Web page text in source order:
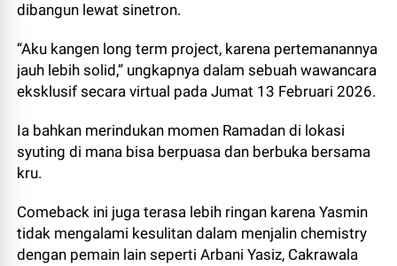
dibangun lewat sinetron.
“Aku kangen long term project, karena pertemanannya
jauh lebih solid,” ungkapnya dalam sebuah wawancara
eksklusif secara virtual pada Jumat 13 Februari 2026.
Ia bahkan merindukan momen Ramadan di lokasi
syuting di mana bisa berpuasa dan berbuka bersama
kru.
Comeback ini juga terasa lebih ringan karena Yasmin
tidak mengalami kesulitan dalam menjalin chemistry
dengan pemain lain seperti Arbani Yasiz, Cakrawala